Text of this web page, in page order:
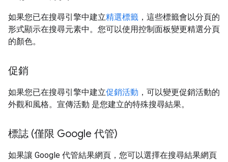
如果您已在搜尋引擎中建立精選標籤 ，這些標籤會以分頁的
形式顯示在搜尋元素中。您可以使用控制面板變更精選分頁
的顏色。
促銷
如果您已在搜尋引擎中建立促銷活動 ，可以變更促銷活動的
外觀和風格。宣傳活動 是您建立的特殊搜尋結果。
標誌 (僅限 Google 代管)
如果讓 Google 代管結果網頁，您可以選擇在搜尋結果網頁